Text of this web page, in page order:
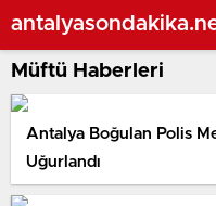
Müftü Haberleri
Antalya Boğulan Polis
Uğurlandı